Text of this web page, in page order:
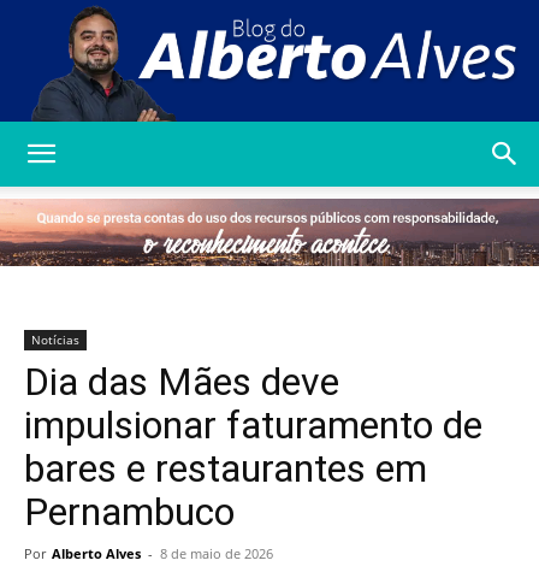
Alberto
Notícias
Dia das Mães deve
impulsionar faturamento de
bares e restaurantes em
Pernambuco
Por Alberto Alves - 8 de maio de 2026